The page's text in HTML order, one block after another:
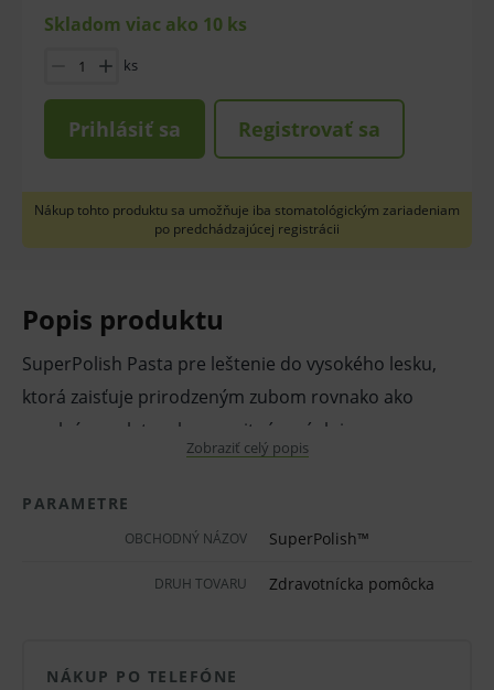
Skladom viac ako 10 ks
ks
Prihlásiť sa Registrovať sa
Nákup tohto produktu sa umožňuje iba stomatológickým zariadeniam
po predchádzajúcej registrácii
Popis produktu
SuperPolish Pasta pre leštenie do vysokého lesku,
ktorá zaisťuje prirodzeným zubom rovnako ako
amalgámu, zlatu a kompozitným výplniam
Balenie:
45 g pasty, bez fluoridov, s anízovou
príchuťou
Pred použitím zdravotníckej pomôcky a diagnostickej
Zobraziť celý popis
PARAMETRE
OBCHODNÝ NÁZOV SuperPolish™
DRUH TOVARU Zdravotnícka pomôcka
NÁKUP PO TELEFÓNE